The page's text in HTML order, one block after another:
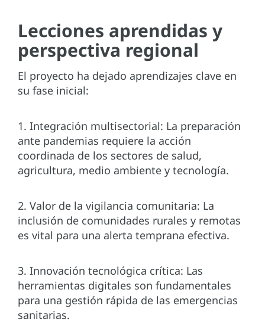
Lecciones aprendidas y
perspectiva regional
El proyecto ha dejado aprendizajes clave en
su fase inicial:
1. Integración multisectorial: La preparación
ante pandemias requiere la acción
coordinada de los sectores de salud,
agricultura, medio ambiente y tecnología.
2. Valor de la vigilancia comunitaria: La
inclusión de comunidades rurales y remotas
es vital para una alerta temprana efectiva.
3. Innovación tecnológica crítica: Las
herramientas digitales son fundamentales
para una gestión rápida de las emergencias
sanitarias.